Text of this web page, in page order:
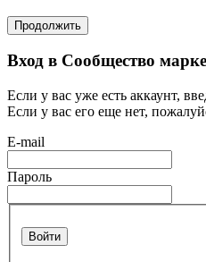
Продолжить
Вход в Сообщество
Если у вас уже есть аккаунт,
Если у вас его еще нет,
E-mail
Пароль
Войти